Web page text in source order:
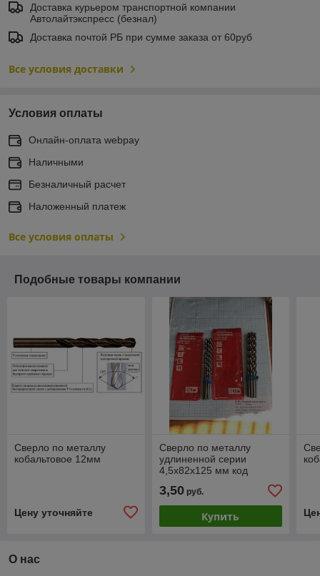
Доставка курьером транспортной компании
Автолайтэкспресс (безнал)
Доставка почтой РБ при сумме заказа от 60руб
Все условия доставки
Условия оплаты
Онлайн-оплата webpay
Наличными
Безналичный расчет
Наложенный платеж
Все условия оплаты
Подобные товары компании
Сверло по металлу
кобальтовое 12мм
Цену уточняйте
Сверло по металлу
удлиненной серии
4,5х82х125 мм код
3,50руб.
Купить
О нас